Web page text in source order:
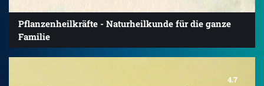
Pflanzenheilkräfte - Naturheilkunde für die ganze
Familie
4.7